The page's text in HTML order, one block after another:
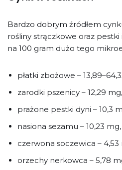
Bardzo dobrym źródłem
rośliny strączkowe oraz
na 100 gram dużo tego
płatki zbożowe –
zarodki pszenicy – 12,29 mg,
prażone pestki dyni – 10,3
nasiona sezamu – 10,23 mg,
czerwona soczewica – 4,53
orzechy nerkowca – 5,78